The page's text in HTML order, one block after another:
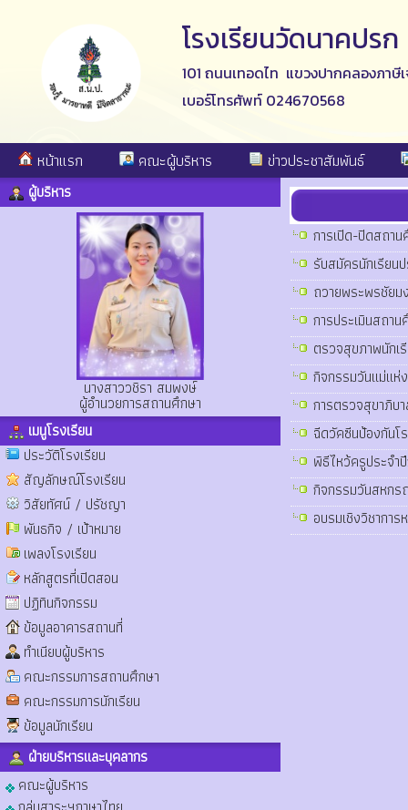
โรงเรียนวัดนาคปรก
101 ถนนเทอดไท แขวงปากคลองภา
เบอร์โทรศัพท์ 024670568
หน้าแรก คณะผู้บริหาร ข่าวประชาสัมพันธ์
ผู้บริหาร
นางสาววชิรา สมพงษ์
ผู้อำนวยการสถานศึกษา
เมนูโรงเรียน
ประวัติโรงเรียน
สัญลักษณ์โรงเรียน
วิสัยทัศน์ / ปรัชญา
พันธกิจ / เป้าหมาย
เพลงโรงเรียน
หลักสูตรที่เปิดสอน
ปฏิทินกิจกรรม
ข้อมูลอาคารสถานที่
ทำเนียบผู้บริหาร
คณะกรรมการสถานศึกษา
คณะกรรมการนักเรียน
ข้อมูลนักเรียน
ฝ่ายบริหารและบุคลากร
คณะผู้บริหาร
การเปิด-ปิดสถา
รับสมัครนักเรียน
ถวายพระพรชัยม
การประเมินสถา
ตรวจสุขภาพนัก
กิจกรรมวันแม่แ
การตรวจสุขาภิบ
ฉีดวัคซีนป้องกัน
พิธีไหว้ครูประจ
กิจกรรมวันสหก
อบรมเชิงวิชากา